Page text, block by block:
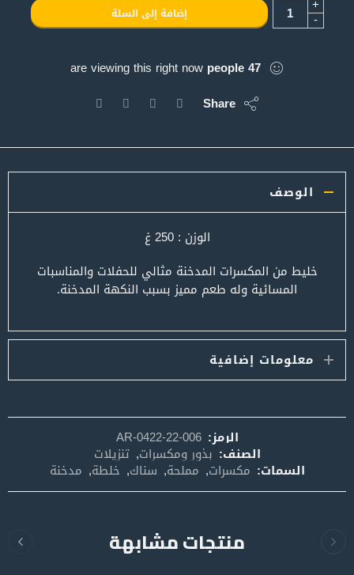
+
- إضافة إلى السلة
47
people
are viewing this right now
Share
الوصف
الوزن : 250 غ
خليط من المكسرات المدخنة مثالي للحفلات والمناسبات
المسائية وله طعم مميز بسبب النكهة المدخنة.
معلومات إضافية
الرمز: AR-0422-22-006
الصنف: بذور ومكسرات, تنزيلات
السمات: مكسرات, مملحة, سناك, خلطة, مدخنة
منتجات مشابهة